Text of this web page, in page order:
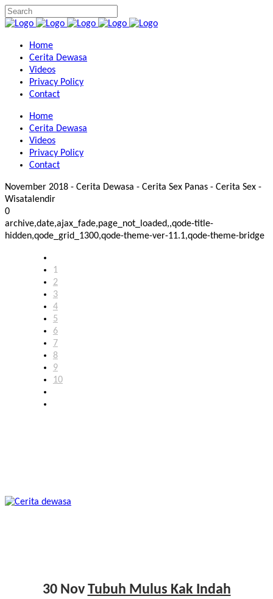
Home
Cerita Dewasa
Videos
Privacy Policy
Contact
Home
Cerita Dewasa
Videos
Privacy Policy
Contact
November 2018 - Cerita Dewasa - Cerita Sex Panas - Cerita Sex -
Wisatalendir
0
archive,date,ajax_fade,page_not_loaded,,qode-title-
hidden,qode_grid_1300,qode-theme-ver-11.1,qode-theme-bridge
1
2
3
4
5
6
7
8
9
10
30 Nov Tubuh Mulus Kak Indah